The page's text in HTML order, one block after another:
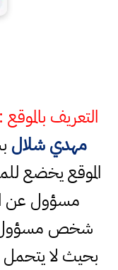
التعريف بالموقع :
مهدي شلال
الموقع يخضع
مسؤول عن
شخص مسؤول
بحيث لا